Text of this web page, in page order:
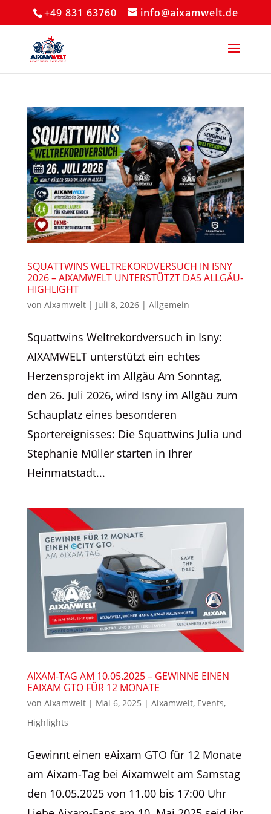
+49 831 63760 info@aixamwelt.de
SQUATTWINS WELTREKORDVERSUCH IN ISNY
2026 – AIXAMWELT UNTERSTÜTZT DAS ALLGÄU-
HIGHLIGHT
von Aixamwelt| Juli 8, 2026| Allgemein
Squattwins Weltrekordversuch in Isny:
AIXAMWELT unterstützt ein echtes
Herzensprojekt im Allgäu Am Sonntag,
den 26. Juli 2026, wird Isny im Allgäu zum
Schauplatz eines besonderen
Sportereignisses: Die Squattwins Julia und
Stephanie Müller starten in Ihrer
Heinmatstadt...
AIXAM-TAG AM 10.05.2025 – GEWINNE EINEN
EAIXAM GTO FÜR 12 MONATE
von Aixamwelt| Mai 6, 2025 | Aixamwelt, Events,
Highlights
Gewinnt einen eAixam GTO für 12 Monate
am Aixam-Tag bei Aixamwelt am Samstag
den 10.05.2025 von 11.00 bis 17:00 Uhr